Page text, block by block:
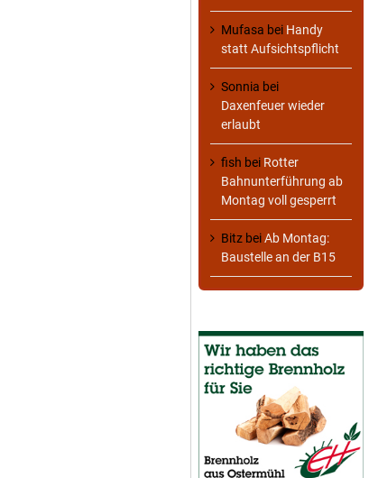
Mufasa bei Handy
statt Aufsichtspflicht
Sonnia bei
Daxenfeuer wieder
erlaubt
fish bei Rotter
Bahnunterführung ab
Montag voll gesperrt
Bitz beiAb Montag:
Baustelle an der B15